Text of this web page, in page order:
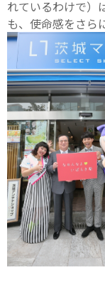
れているわけで）
も、使命感をさら